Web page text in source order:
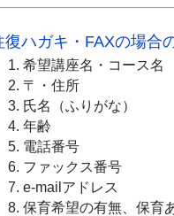
復ハガキ・FAXの場合
希望講座名・コース名
〒・住所
氏名（ふりがな）
年齢
電話番号
ファックス番号
e-mailアドレス
保育希望の有無、保育